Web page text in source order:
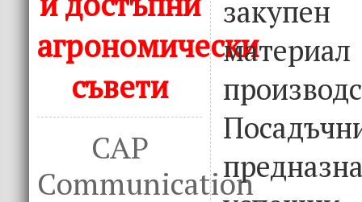
агрономически
съвети
CAP
Communication